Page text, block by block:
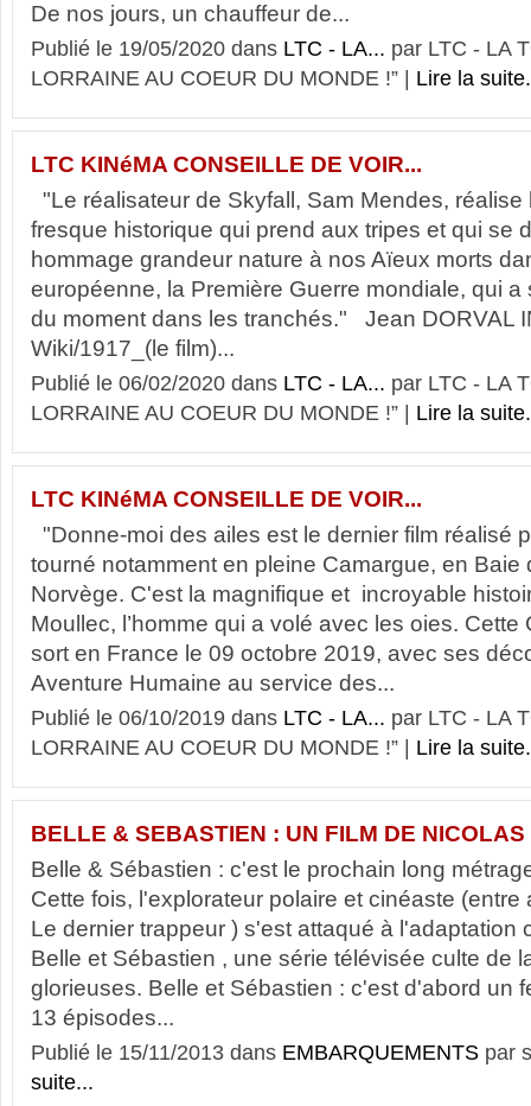
De nos jours, un chauffeur de...
Publié le 19/05/2020 dans LTC - LA... par LTC - LA
LORRAINE AU COEUR DU MONDE !” | Lire la
LTC KINéMA CONSEILLE DE VOIR...
"Le réalisateur de Skyfall, Sam Mendes, réalise
fresque historique qui prend aux tripes et qui se
hommage grandeur nature à nos Aïeux morts
européenne, la Première Guerre mondiale, qui
du moment dans les tranchés." Jean DORVAL
Wiki/1917_(le film)...
Publié le 06/02/2020 dans LTC - LA... par LTC - LA
LORRAINE AU COEUR DU MONDE !” | Lire la
LTC KINéMA CONSEILLE DE VOIR...
"Donne-moi des ailes est le dernier film réalisé
tourné notamment en pleine Camargue, en Baie
Norvège. C'est la magnifique et incroyable
Moullec, l’homme qui a volé avec les oies.
sort en France le 09 octobre 2019, avec ses
Aventure Humaine au service des...
Publié le 06/10/2019 dans LTC - LA... par LTC - LA
LORRAINE AU COEUR DU MONDE !” | Lire la
BELLE & SEBASTIEN : UN FILM DE NICOLAS
Belle & Sébastien : c'est le prochain long
Cette fois, l'explorateur polaire et cinéaste (entre
Le dernier trappeur ) s'est attaqué à l'adaptation
Belle et Sébastien , une série télévisée culte de
glorieuses. Belle et Sébastien : c'est d'abord un
13 épisodes...
Publié le 15/11/2013 dans EMBARQUEMENTS par
suite...